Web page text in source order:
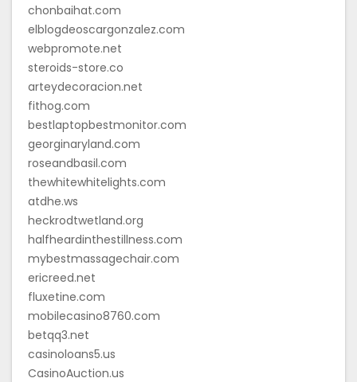
chonbaihat.com
elblogdeoscargonzalez.com
webpromote.net
steroids-store.co
arteydecoracion.net
fithog.com
bestlaptopbestmonitor.com
georginaryland.com
roseandbasil.com
thewhitewhitelights.com
atdhe.ws
heckrodtwetland.org
halfheardinthestillness.com
mybestmassagechair.com
ericreed.net
fluxetine.com
mobilecasino8760.com
betqq3.net
casinoloans5.us
CasinoAuction.us